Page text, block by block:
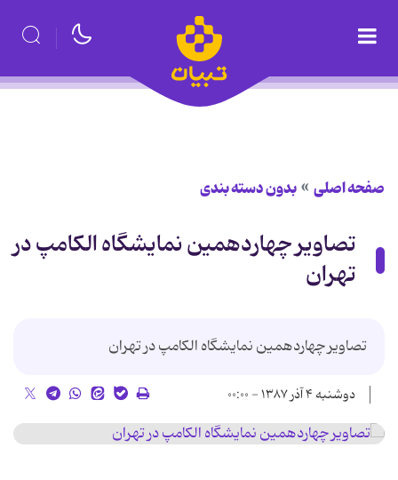
صفحه اصلی بدون دسته بندی
تصاویر چهاردهمین نمایشگاه الکامپ در
تهران
تصاویر چهاردهمین نمایشگاه الکامپ در تهران
دوشنبه ۴ آذر ۱۳۸۷ - ۰۰:۰۰